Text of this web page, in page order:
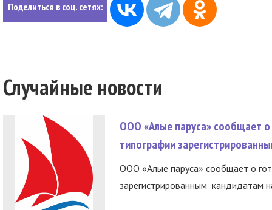
Поделиться в соц. сетях:
Случайные новости
ООО «Алые паруса» сообщает о
типографии
ООО «Алые паруса» сообщает о
зарегистрированным кандидатам